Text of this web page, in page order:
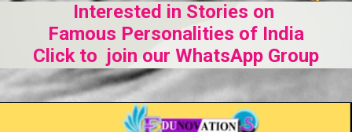
Interested in Stories on
Famous Personalities of India
Click to join our WhatsApp Group